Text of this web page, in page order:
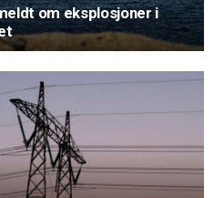
om eksplosjoner i